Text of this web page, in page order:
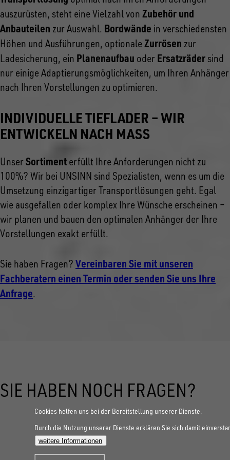
auszurüsten, steht eine Vielzahl von Zubehör und
Anbauteilen zur Auswahl. Bordwände in verschiedensten
Höhen und Ausführungen, optionale Zurrösen zur
Ladesicherung, ein Planenaufbau oder Ersatzräder sind
nur einige Adaptierungsmöglichkeiten, um Ihren Anhänger
nach Ihren Vorstellungen zu optimieren.
INDIVIDUELLE TIEFLADER – WIR
ENTWICKELN NACH MASS
Unser Sortiment erfüllt Ihre Anforderungen nicht zu
100%? Wir bei UNSINN sind Spezialisten, wenn es um die
Umsetzung einzigartiger Transportlösungen geht. Egal
wie ausgefallen oder komplex Ihre Wünsche erscheinen –
wir planen und bauen den optimalen Anhänger der Ihre
Vorstellungen exakt erfüllt.
Sie haben Fragen? Vereinbaren Sie mit unseren
Fachberatern einen Termin oder senden Sie uns Ihre
Anfrage.
SIE HABEN NOCH FRAGEN?
Cookies helfen uns bei der Bereitstellung unserer Dienste.
Durch die Nutzung unserer Dienste erklären Sie sich damit
weitere Informationen